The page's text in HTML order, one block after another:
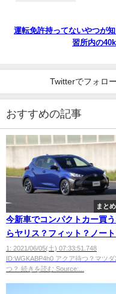
運転免許持ってないやつが
習所内の
Twitterでフォロ
おすすめの記事
まと
今新車でコンパクトカー買
らヤリス？フィット？ノート
1: 2021/06/05(土) 07:33:51.748
ID:WGKABP4h0 アクア待つ？マツ
つ？ 続きを読む Source:...